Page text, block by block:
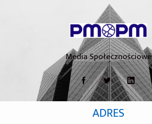
Media Społecznościowe
ADRES